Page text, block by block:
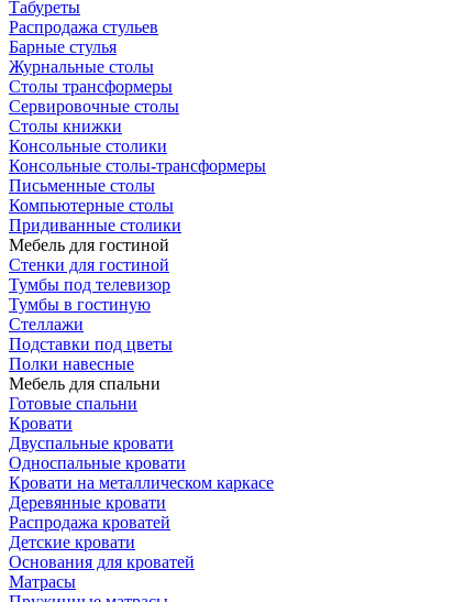
Табуреты
Распродажа стульев
Барные стулья
Журнальные столы
Столы трансформеры
Сервировочные столы
Столы книжки
Консольные столики
Консольные столы-трансформеры
Письменные столы
Компьютерные столы
Придиванные столики
Мебель для гостиной
Стенки для гостиной
Тумбы под телевизор
Тумбы в гостиную
Стеллажи
Подставки под цветы
Полки навесные
Мебель для спальни
Готовые спальни
Кровати
Двуспальные кровати
Односпальные кровати
Кровати на металлическом каркасе
Деревянные кровати
Распродажа кроватей
Детские кровати
Основания для кроватей
Матрасы